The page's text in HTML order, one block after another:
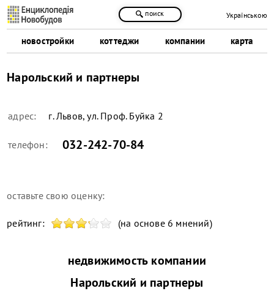
новостройки коттеджи компании карта
поиск Українською
Нарольский и партнеры
адрес: г. Львов, ул. Проф. Буйка 2
телефон: 032-242-70-84
оставьте свою оценку:
рейтинг: (на основе 6 мнений)
недвижимость компании
Нарольский и партнеры